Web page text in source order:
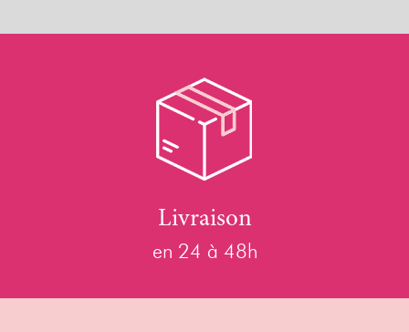
Livraison
en 24 à 48h